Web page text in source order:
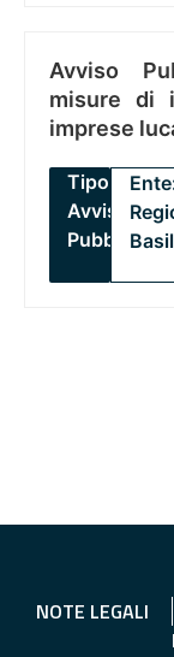
Avviso
misure di
imprese
Tipo:
Avviso
Pubblico
Ente:
NOTE LEGALI